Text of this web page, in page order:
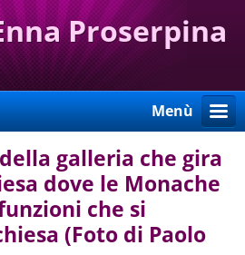
Proserpina
Menù
galleria che gira
dove le Monache
che si
(Foto di Paolo